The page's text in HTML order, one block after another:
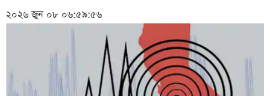
২০২৬ জুন ০৮ ০৬:৫৯:৫৬